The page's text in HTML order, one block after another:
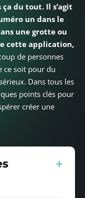
ça du tout. Il s’agit
un dans le
une grotte ou
cette application,
de personnes
ce soit pour du
Dans tous les
points clés pour
créer une